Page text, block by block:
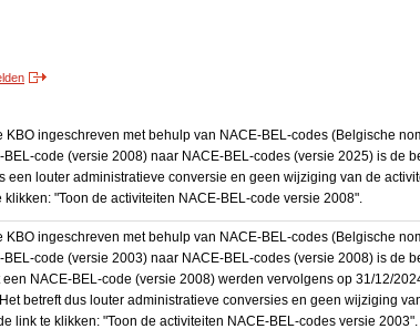
KBO ingeschreven met behulp van NACE-BEL-codes (Belgische
code (versie 2008) naar NACE-BEL-codes (versie 2025) is de
een louter administratieve conversie en geen wijziging van de
"Toon de activiteiten NACE-BEL-code versie 2008".
KBO ingeschreven met behulp van NACE-BEL-codes (Belgische
code (versie 2003) naar NACE-BEL-codes (versie 2008) is de
een NACE-BEL-code (versie 2008) werden vervolgens op 31/12/
betreft dus louter administratieve conversies en geen wijziging
link te klikken: "Toon de activiteiten NACE-BEL-codes versie 2003".